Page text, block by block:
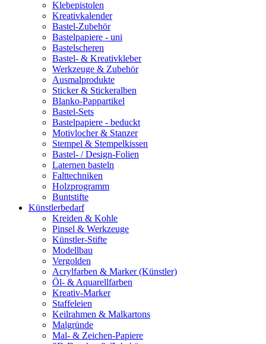
Klebepistolen
Kreativkalender
Bastel-Zubehör
Bastelpapiere - uni
Bastelscheren
Bastel- & Kreativkleber
Werkzeuge & Zubehör
Ausmalprodukte
Sticker & Stickeralben
Blanko-Pappartikel
Bastel-Sets
Bastelpapiere - beduckt
Motivlocher & Stanzer
Stempel & Stempelkissen
Bastel- / Design-Folien
Laternen basteln
Falttechniken
Holzprogramm
Buntstifte
Künstlerbedarf
Kreiden & Kohle
Pinsel & Werkzeuge
Künstler-Stifte
Modellbau
Vergolden
Acrylfarben & Marker (Künstler)
Öl- & Aquarellfarben
Kreativ-Marker
Staffeleien
Keilrahmen & Malkartons
Malgründe
Mal- & Zeichen-Papiere